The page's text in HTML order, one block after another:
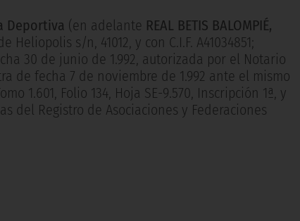
Deportiva (en adelante REAL BETIS BALOMPIÉ,
s/n, 41012, y con C.I.F. A41034851;
30 de junio de 1.992, autorizada por el Notario
de fecha 7 de noviembre de 1.992 ante el mismo
1.601, Folio 134, Hoja SE-9.570, Inscripción 1ª, y
del Registro de Asociaciones y Federaciones